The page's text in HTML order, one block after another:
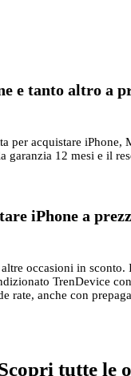
e tanto altro a
per acquistare
garanzia 12 mesi e il
iPhone a
occasioni in
TrenDevice
rate, anche con
tutte le